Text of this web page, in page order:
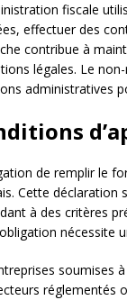
fiscale
effectuer des
contribue à
légales. Le
administratives
de remplir le
Cette déclaration
à des critères
nécessite
soumises
réglementés